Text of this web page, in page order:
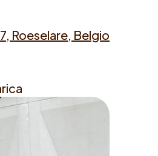
Roeselare, Belgio